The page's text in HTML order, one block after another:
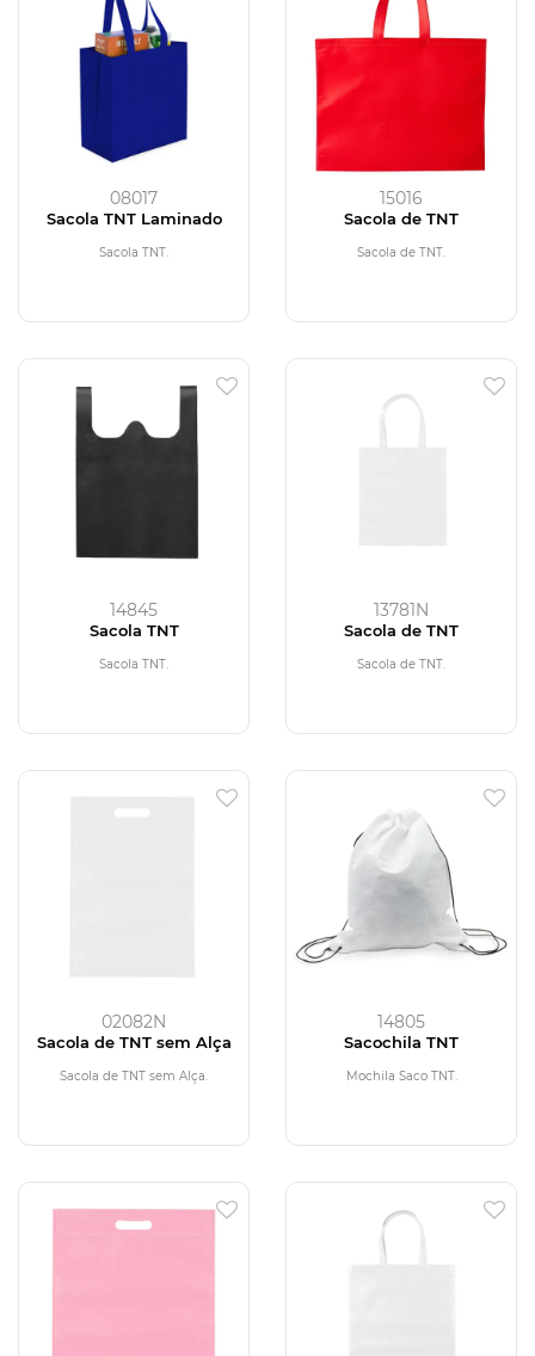
08017
Sacola TNT Laminado
Sacola TNT.
15016
Sacola de TNT
Sacola de TNT.
14845
Sacola TNT
Sacola TNT.
13781N
Sacola de TNT
Sacola de TNT.
02082N
Sacola de TNT sem Alça
Sacola de TNT sem Alça.
14805
Sacochila TNT
Mochila Saco TNT.